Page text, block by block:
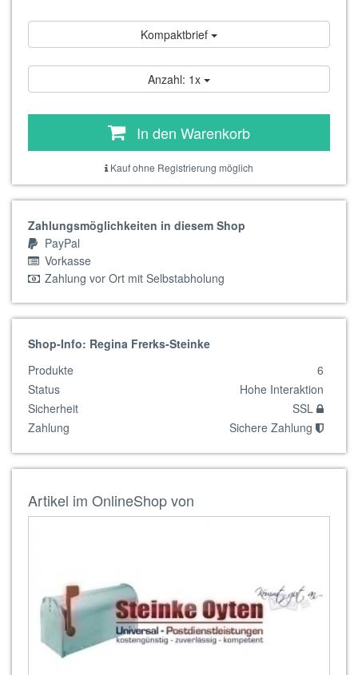
Kompaktbrief
Anzahl: 1x
In den Warenkorb
Kauf ohne Registrierung möglich
Zahlungsmöglichkeiten in diesem Shop
PayPal
Vorkasse
Zahlung vor Ort mit Selbstabholung
Shop-Info: Regina Frerks-Steinke
Produkte
6
Status
Hohe Interaktion
Sicherheit
SSL
Zahlung
Sichere Zahlung
Artikel im OnlineShop von